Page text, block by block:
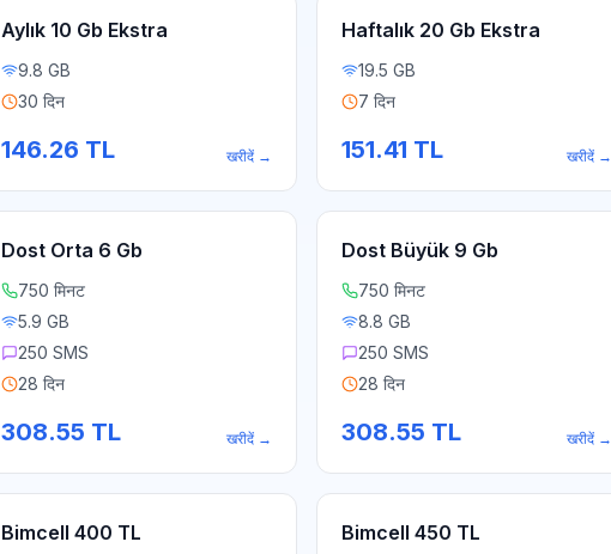
Aylık 10 Gb Ekstra
9.8 GB
30 दिन
146.26 TL खरीदें →
Haftalık 20 Gb Ekstra
19.5 GB
7 दिन
151.41 TL खरीदें →
Dost Orta 6 Gb
750 मिनट
5.9 GB
250 SMS
28 दिन
308.55 TL खरीदें →
Dost Büyük 9 Gb
750 मिनट
8.8 GB
250 SMS
28 दिन
308.55 TL खरीदें →
Bimcell 400 TL Bimcell 450 TL